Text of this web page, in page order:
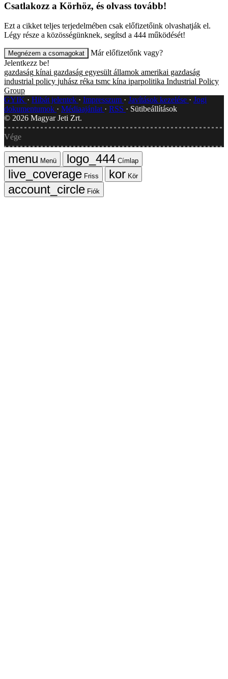
Csatlakozz a Körhöz, és olvass tovább!
Ezt a cikket teljes terjedelmében csak előfizetőink olvashatják el.
Légy része a közösségünknek, segítsd a 444 működését!
Megnézem a csomagokat
Már előfizetőnk vagy?
Jelentkezz be!
gazdaság kínai gazdaság egyesült államok amerikai gazdaság
industrial policy juhász réka tsmc kína iparpolitika Industrial Policy
Group
GYIK
Hibát jelentek Impresszum Javítások kezelése
Jogi
dokumentumok
Médiaajánlat RSS
Sütibeállítások
© 2026 Magyar Jeti Zrt.
Vége
Menü
Címlap
Friss
Kör
Fiók